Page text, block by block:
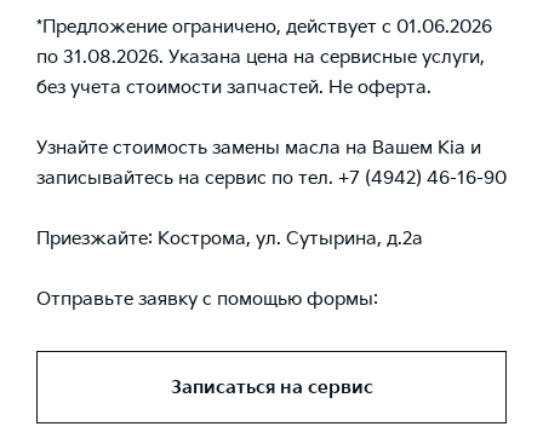
*Предложение ограничено, действует с 01.06.2026
по 31.08.2026. Указана цена на сервисные услуги,
без учета стоимости запчастей. Не оферта.
Узнайте стоимость замены масла на Вашем Kia и
записывайтесь на сервис по тел. +7 (4942) 46-16-90
Приезжайте: Кострома, ул. Сутырина, д.2а
Отправьте заявку c помощью формы:
Записаться на сервис